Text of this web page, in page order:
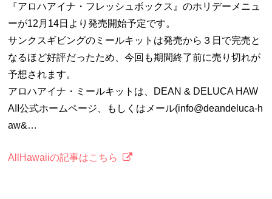
『アロハアイナ・フレッシュボックス』のホリデーメニュ
ーが12月14日より発売開始予定です。
サンクスギビングのミールキットは発売から３日で完売と
なるほど好評だったため、今回も期間終了前に売り切れが
予想されます。
アロハアイナ・ミールキットは、DEAN & DELUCA HAW
AII公式ホームページ、もしくはメール(info@deandeluca-h
aw&…
AllHawaiiの記事はこちら